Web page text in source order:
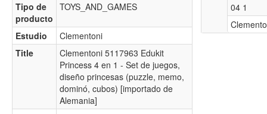
Tipo de
producto
TOYS_AND_GAMES
Estudio
Clementoni
Title
Clementoni 5117963 Edukit
Princess 4 en 1 - Set de juegos,
diseño princesas (puzzle, memo,
dominó, cubos) [importado de
Alemania]
04 1